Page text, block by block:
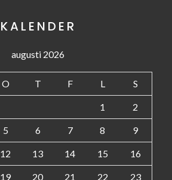
KALENDER
augusti 2026
O T F L S
1 2
5 6 7 8 9
12 13 14 15 16
19 20 21 22 23